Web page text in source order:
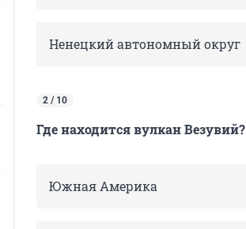
Ненецкий автономный округ
2 / 10
Где находится вулкан Везувий?
Южная Америка